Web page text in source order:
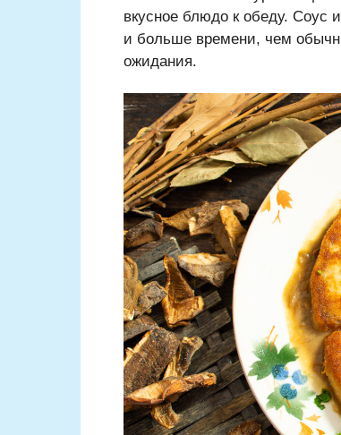
вкусное блюдо к обеду. Соус
и больше времени, чем
ожидания.